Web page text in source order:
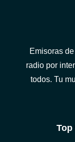
Emisoras
radio por
todos. Tu
Top